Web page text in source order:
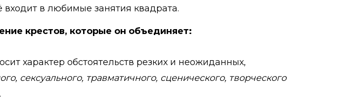
входит в любимые занятия квадрата.
крестов, которые он объединяет:
характер обстоятельств резких и неожиданных,
сексуального, травматичного, сценического, творческого